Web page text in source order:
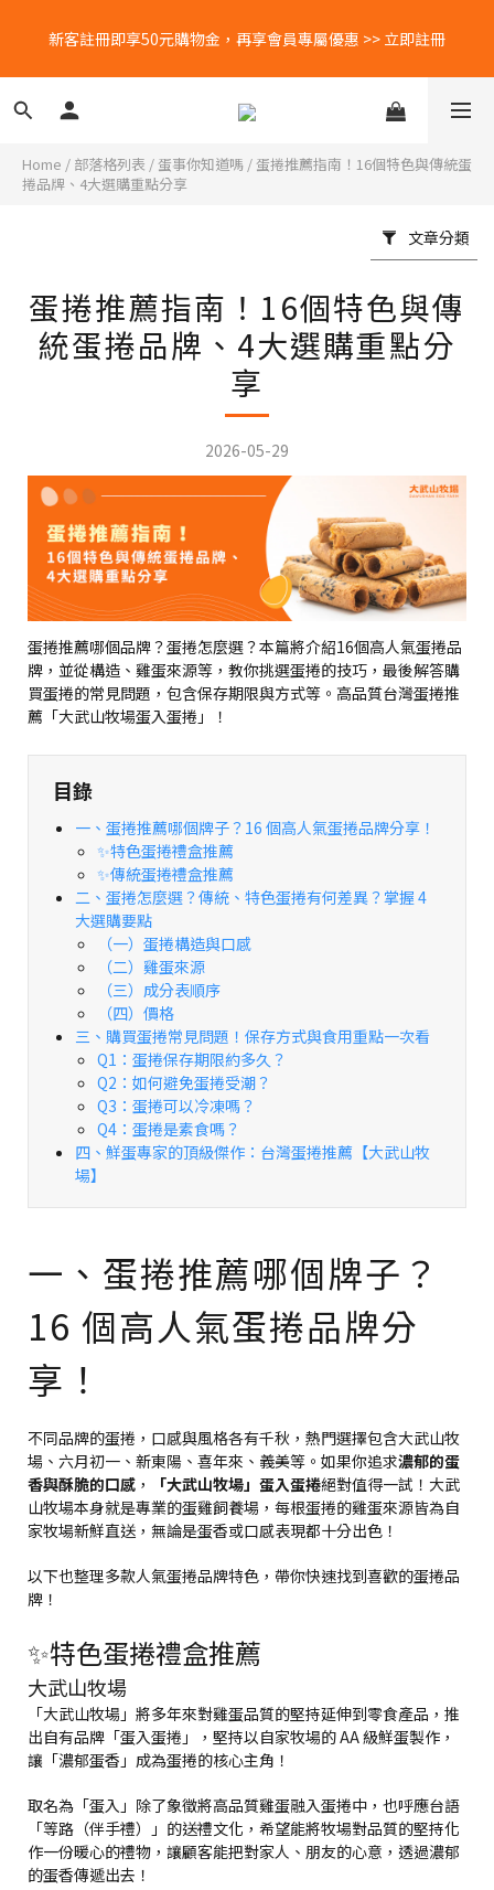
新客註冊即享50元購物金，再享會員專屬優惠 >> 立即註冊
每月蛋粉專屬優惠！5號會員日🐣 25號蛋白補給日🥚 立刻查看
LINE好友募集中📣📣📣 加入官方LINE＠帳號，再領免運券乙張👉🏻
新客註冊即享50元購物金，再享會員專屬優惠 >> 立即註冊
Home / 部落格列表 /蛋事你知道嗎 /蛋捲推薦指南！16個特色與傳統蛋
捲品牌、4大選購重點分享
文章分類
蛋捲推薦指南！16個特色與傳
統蛋捲品牌、4大選購重點分
享
2026-05-29
蛋捲推薦哪個品牌？蛋捲怎麼選？本篇將介紹16個高人氣蛋捲品
牌，並從構造、雞蛋來源等，教你挑選蛋捲的技巧，最後解答購
買蛋捲的常見問題，包含保存期限與方式等。高品質台灣蛋捲推
薦「大武山牧場蛋入蛋捲」！
目錄
一、蛋捲推薦哪個牌子？16 個高人氣蛋捲品牌分享！
✨特色蛋捲禮盒推薦
✨傳統蛋捲禮盒推薦
二、蛋捲怎麼選？傳統、特色蛋捲有何差異？掌握 4
大選購要點
（一）蛋捲構造與口感
（二）雞蛋來源
（三）成分表順序
（四）價格
三、購買蛋捲常見問題！保存方式與食用重點一次看
Q1：蛋捲保存期限約多久？
Q2：如何避免蛋捲受潮？
Q3：蛋捲可以冷凍嗎？
Q4：蛋捲是素食嗎？
四、鮮蛋專家的頂級傑作：台灣蛋捲推薦【大武山牧
場】
一、蛋捲推薦哪個牌子？
16 個高人氣蛋捲品牌分
享！
不同品牌的蛋捲，口感與風格各有千秋，熱門選擇包含大武山牧
場、六月初一、新東陽、喜年來、義美等。如果你追求濃郁的蛋
香與酥脆的口感 ， 「大武山牧場」蛋入蛋捲絕對值得一試！大武
山牧場本身就是專業的蛋雞飼養場，每根蛋捲的雞蛋來源皆為自
家牧場新鮮直送，無論是蛋香或口感表現都十分出色！
以下也整理多款人氣蛋捲品牌特色，帶你快速找到喜歡的蛋捲品
牌！
✨特色蛋捲禮盒推薦
大武山牧場
「大武山牧場」將多年來對雞蛋品質的堅持延伸到零食產品，推
出自有品牌「蛋入蛋捲」，堅持以自家牧場的 AA 級鮮蛋製作，
讓「濃郁蛋香」成為蛋捲的核心主角！
取名為「蛋入」除了象徵將高品質雞蛋融入蛋捲中，也呼應台語
「等路（伴手禮）」的送禮文化，希望能將牧場對品質的堅持化
作一份暖心的禮物，讓顧客能把對家人、朋友的心意，透過濃郁
的蛋香傳遞出去！